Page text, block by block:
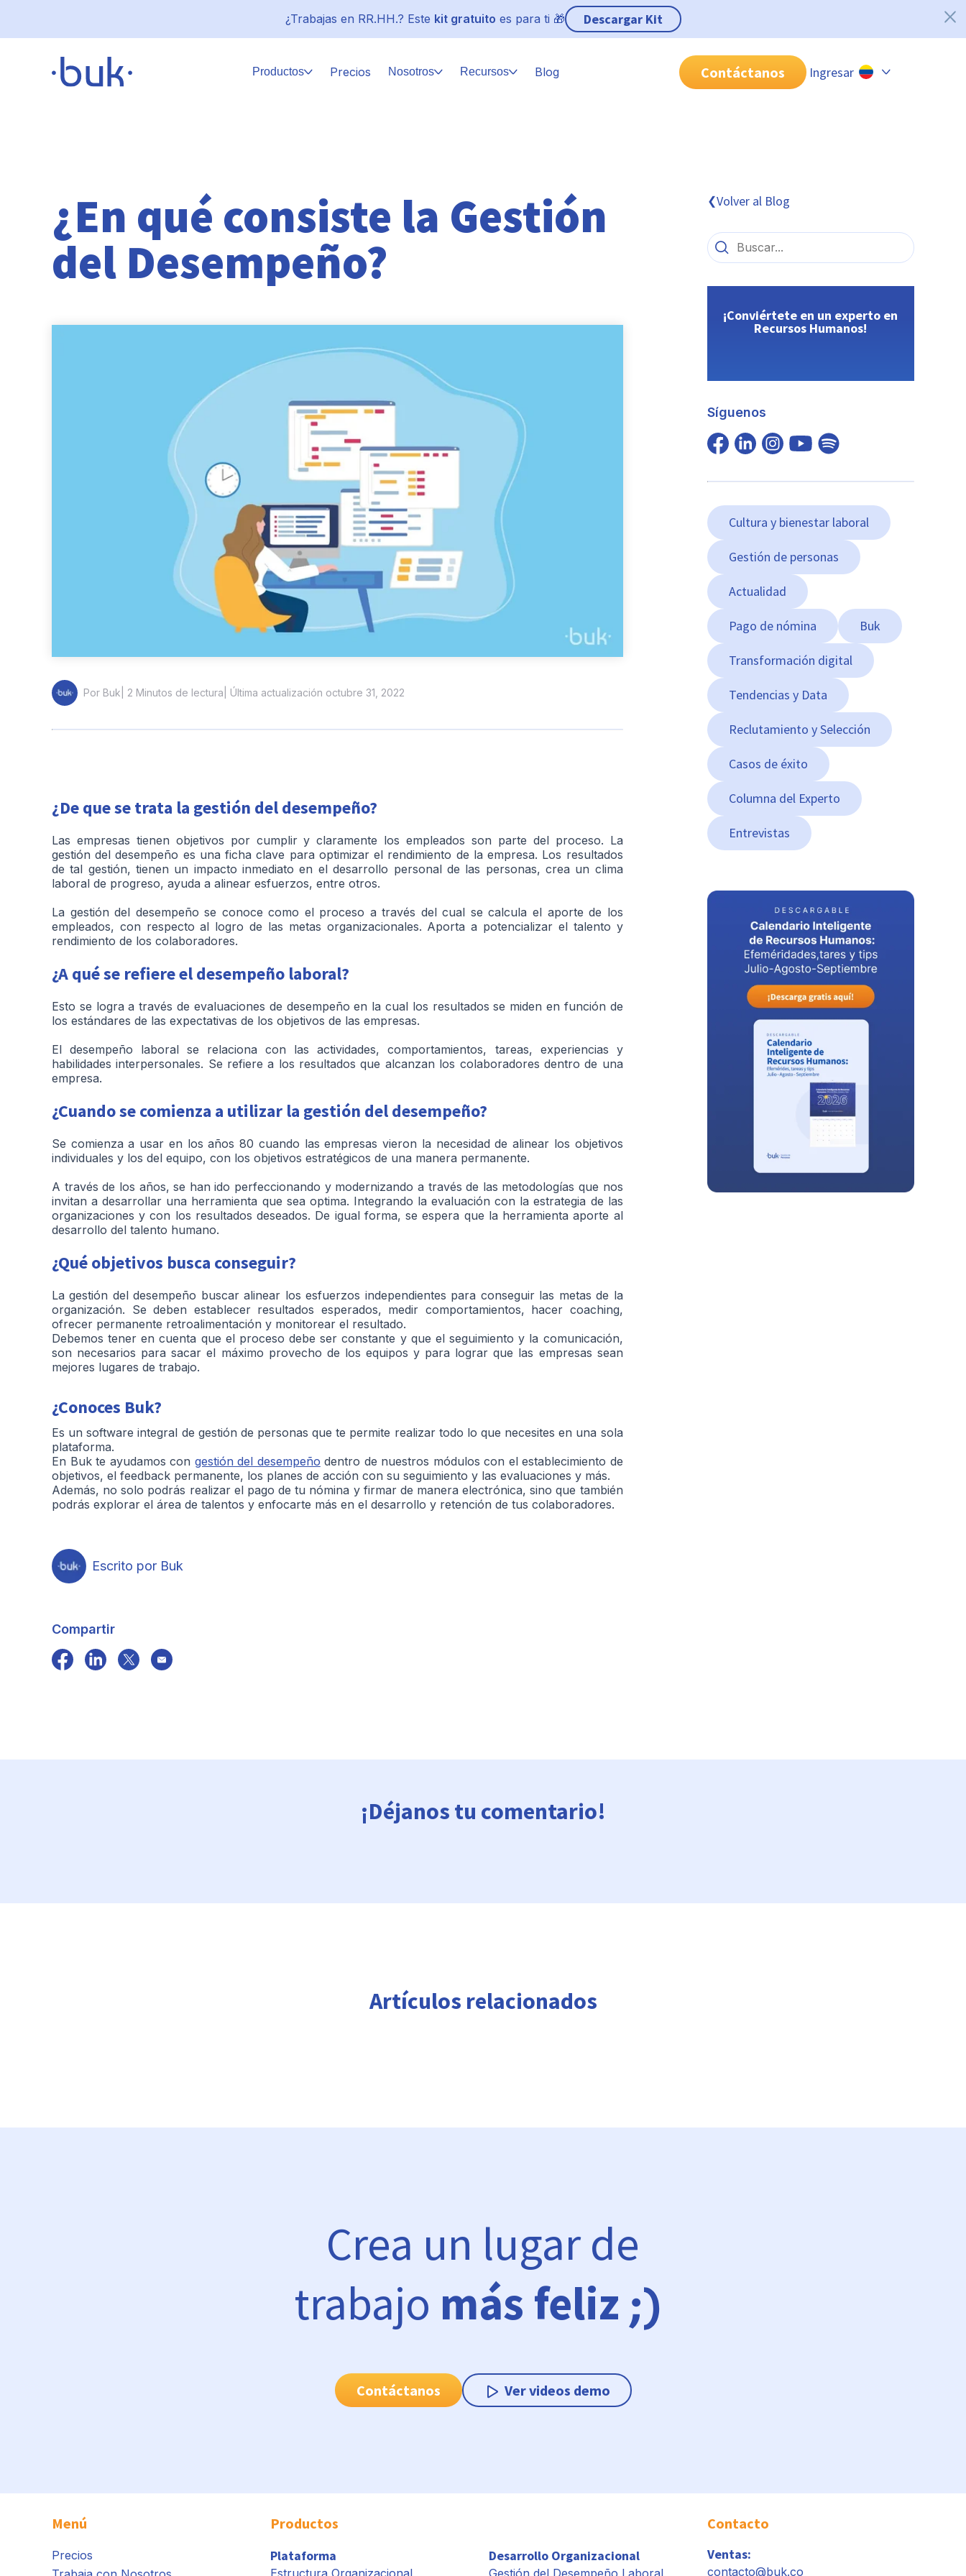
¿Trabajas en RR.HH.? Este kit gratuito es para ti 🎁 Descargar Kit
Productos Precios Nosotros Recursos Blog Contáctanos Ingresar
¿En qué consiste la Gestión
del Desempeño?
Por Buk | 2 Minutos de lectura | Última actualización octubre 31, 2022
¿De que se trata la gestión del desempeño?
Las empresas tienen objetivos por cumplir y claramente los empleados son parte del proceso. La
gestión del desempeño es una ficha clave para optimizar el rendimiento de la empresa. Los resultados
de tal gestión, tienen un impacto inmediato en el desarrollo personal de las personas, crea un clima
laboral de progreso, ayuda a alinear esfuerzos, entre otros.
La gestión del desempeño se conoce como el proceso a través del cual se calcula el aporte de los
empleados, con respecto al logro de las metas organizacionales. Aporta a potencializar el talento y
rendimiento de los colaboradores.
¿A qué se refiere el desempeño laboral?
Esto se logra a través de evaluaciones de desempeño en la cual los resultados se miden en función de
los estándares de las expectativas de los objetivos de las empresas.
El desempeño laboral se relaciona con las actividades, comportamientos, tareas, experiencias y
habilidades interpersonales. Se refiere a los resultados que alcanzan los colaboradores dentro de una
empresa.
¿Cuando se comienza a utilizar la gestión del desempeño?
Se comienza a usar en los años 80 cuando las empresas vieron la necesidad de alinear los objetivos
individuales y los del equipo, con los objetivos estratégicos de una manera permanente.
A través de los años, se han ido perfeccionando y modernizando a través de las metodologías que nos
invitan a desarrollar una herramienta que sea optima. Integrando la evaluación con la estrategia de las
organizaciones y con los resultados deseados. De igual forma, se espera que la herramienta aporte al
desarrollo del talento humano.
¿Qué objetivos busca conseguir?
La gestión del desempeño buscar alinear los esfuerzos independientes para conseguir las metas de la
organización. Se deben establecer resultados esperados, medir comportamientos, hacer coaching,
ofrecer permanente retroalimentación y monitorear el resultado.
Debemos tener en cuenta que el proceso debe ser constante y que el seguimiento y la comunicación,
son necesarios para sacar el máximo provecho de los equipos y para lograr que las empresas sean
mejores lugares de trabajo.
¿Conoces Buk?
Es un software integral de gestión de personas que te permite realizar todo lo que necesites en una sola
plataforma.
En Buk te ayudamos con gestión del desempeño dentro de nuestros módulos con el establecimiento de
objetivos, el feedback permanente, los planes de acción con su seguimiento y las evaluaciones y más.
Además, no solo podrás realizar el pago de tu nómina y firmar de manera electrónica, sino que también
podrás explorar el área de talentos y enfocarte más en el desarrollo y retención de tus colaboradores.
Escrito por Buk
Compartir
❮Volver al Blog
¡Conviértete en un experto en
Recursos Humanos!
Síguenos
Cultura y bienestar laboral
Gestión de personas
Actualidad
Pago de nómina Buk
Transformación digital
Tendencias y Data
Reclutamiento y Selección
Casos de éxito
Columna del Experto
Entrevistas
¡Déjanos tu comentario!
Artículos relacionados
Crea un lugar de
trabajo más feliz
Contáctanos Ver videos demo
Menú
Precios
Productos
Plataforma Desarrollo Organizacional
Contacto
Ventas:
contacto@buk.co